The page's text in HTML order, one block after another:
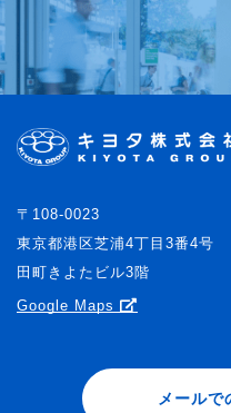
〒108-0023
東京都港区芝浦4丁目3番4号
田町きよたビル3階
Google Maps
メールで